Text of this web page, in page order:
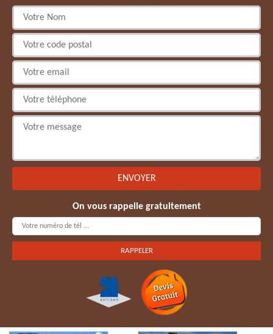
On vous rappelle gratuitement